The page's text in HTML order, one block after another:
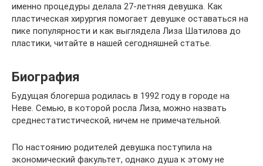
именно процедуры делала 27-летняя девушка. Как
пластическая хирургия помогает девушке оставаться на
пике популярности и как выглядела Лиза Шатилова до
пластики, читайте в нашей сегодняшней статье.
Биография
Будущая блогерша родилась в 1992 году в городе на
Неве. Семью, в которой росла Лиза, можно назвать
среднестатистической, ничем не примечательной.
По настоянию родителей девушка поступила на
экономический факультет, однако душа к этому не